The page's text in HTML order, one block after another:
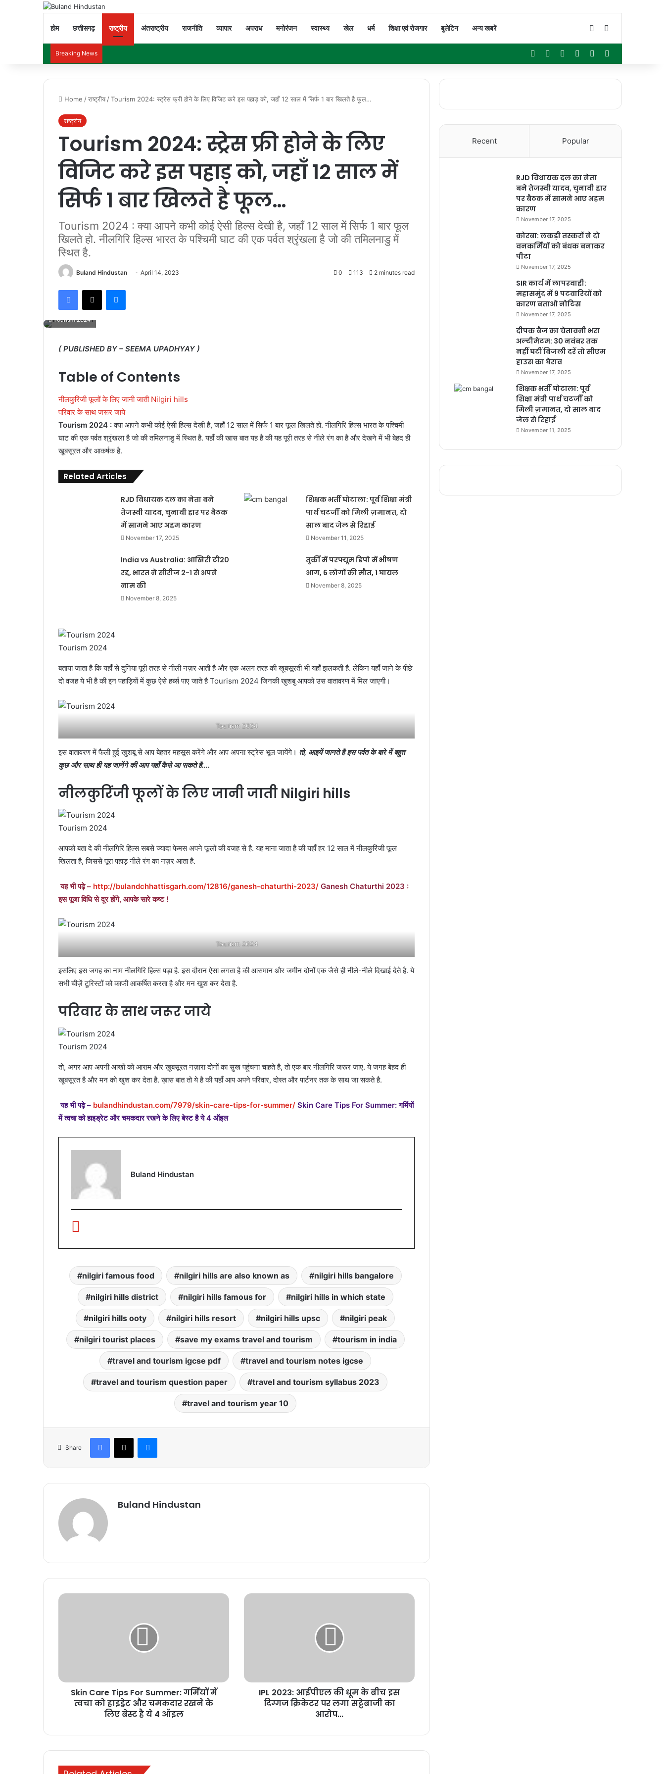
होम छत्तीसगढ़ राष्ट्रीय अंतराष्ट्रीय राजनीति व्यापार अपराध मनोरंजन स्वास्थ्य खेल धर्म शिक्षा एवं रोजगार बुलेटिन अन्य खबरें Switch skin
Breaking News Facebook YouTubeInstagramWhatsApp
Home /राष्ट्रीय /Tourism 2024: स्ट्रेस फ्री होने के लिए विजिट करे इस पहाड़ को, जहाँ 12 साल में सिर्फ 1 बार खिलते है फूल…
राष्ट्रीय
Tourism 2024: स्ट्रेस फ्री होने के लिए
विजिट करे इस पहाड़ को, जहाँ 12 साल में
सिर्फ 1 बार खिलते है फूल…
Tourism 2024 : क्या आपने कभी कोई ऐसी हिल्स देखी है, जहाँ 12 साल में सिर्फ 1 बार फूल
खिलते हो. नीलगिरि हिल्स भारत के पश्चिमी घाट की एक पर्वत श्रृंखला है जो की तमिलनाडु में
स्थित है.
Buland Hindustan April 14, 2023 0 113 2 minutes read
Facebook
X Messenger
Tourism 2024
( PUBLISHED BY – SEEMA UPADHYAY )
Table of Contents
नीलकुरिंजी फूलों के लिए जानी जाती Nilgiri hills
परिवार के साथ जरूर जाये
Tourism 2024 :क्या आपने कभी कोई ऐसी हिल्स देखी है, जहाँ 12 साल में सिर्फ 1 बार फूल खिलते हो. नीलगिरि हिल्स भारत के पश्चिमी
घाट की एक पर्वत श्रृंखला है जो की तमिलनाडु में स्थित है. यहाँ की खास बात यह है की यह पूरी तरह से नीले रंग का है और देखने में भी बेहद ही
ख़ूबसूरत और आकर्षक है.
Related Articles
RJD विधायक दल का नेता बने
तेजस्वी यादव, चुनावी हार पर बैठक
में सामने आए अहम कारण
November 17, 2025
शिक्षक भर्ती घोटाला: पूर्व शिक्षा मंत्री
पार्थ चटर्जी को मिली ज़मानत, दो
साल बाद जेल से रिहाई
November 11, 2025
India vs Australia: आखिरी टी20
रद्द, भारत ने सीरीज 2-1 से अपने
नाम की
November 8, 2025
तुर्की में परफ्यूम डिपो में भीषण
आग, 6 लोगों की मौत, 1 घायल
November 8, 2025
Tourism 2024
बताया जाता है कि यहाँ से दुनिया पूरी तरह से नीली नज़र आती है और एक अलग तरह की खूबसूरती भी यहाँ झलकती है. लेकिन यहाँ जाने के पीछे
दो वजह ये भी है की इन पहाड़ियों में कुछ ऐसे हर्ब्स पाए जाते है Tourism 2024 जिनकी खुशबु आपको उस वातावरण में मिल जाएगी।
Tourism 2024
इस वातावरण में फैली हुई खुशबू से आप बेहतर महसूस करेंगे और आप अपना स्ट्रेस भूल जायेंगे। तो, आइयें जानते है इस पर्वत के बारे में बहुत
कुछ और साथ ही यह जानेंगे की आप यहाँ कैसे आ सकते है….
नीलकुरिंजी फूलों के लिए जानी जाती Nilgiri hills
Tourism 2024
आपको बता दे की नीलगिरि हिल्स सबसे ज्यादा फेमस अपने फूलों की वजह से है. यह माना जाता है की यहाँ हर 12 साल में नीलकुरिंजी फूल
खिलता है, जिससे पूरा पहाड़ नीले रंग का नज़र आता है.
यह भी पढ़े – http://bulandchhattisgarh.com/12816/ganesh-chaturthi-2023/Ganesh Chaturthi 2023 :
इस पूजा विधि से दूर होंगे, आपके सारे कष्ट !
Tourism 2024
इसलिए इस जगह का नाम नीलगिरि हिल्स पड़ा है. इस दौरान ऐसा लगता है की आसमान और जमीन दोनों एक जैसे ही नीले-नीले दिखाई देते है. ये
सभी चीज़ें टूरिस्टों को काफी आकर्षित करता है और मन खुश कर देता है.
परिवार के साथ जरूर जाये
Tourism 2024
तो, अगर आप अपनी आखों को आराम और ख़ूबसूरत नज़ारा दोनों का सुख पहुंचना चाहते है, तो एक बार नीलगिरि जरूर जाए. ये जगह बेहद ही
खूबसूरत है और मन को खुश कर देता है. ख़ास बात तो ये है की यहाँ आप अपने परिवार, दोस्त और पार्टनर तक के साथ जा सकते है.
यह भी पढ़े – bulandhindustan.com/7979/skin-care-tips-for-summer/Skin Care Tips For Summer: गर्मियों
में त्वचा को हाइड्रेट और चमकदार रखने के लिए बेस्ट है ये 4 ऑइल
Buland Hindustan
nilgiri famous food nilgiri hills are also known as nilgiri hills bangalore
nilgiri hills district nilgiri hills famous for nilgiri hills in which state
nilgiri hills ooty nilgiri hills resort nilgiri hills upsc nilgiri peak
nilgiri tourist places save my exams travel and tourism tourism in india
travel and tourism igcse pdf travel and tourism notes igcse
travel and tourism question paper travel and tourism syllabus 2023
travel and tourism year 10
Share
Facebook
X Messenger
Buland Hindustan
Skin Care Tips For Summer: गर्मियों में
त्वचा को हाइड्रेट और चमकदार रखने के
लिए बेस्ट है ये 4 ऑइल
IPL 2023: आईपीएल की धूम के बीच इस
दिग्गज क्रिकेटर पर लगा सट्टेबाजी का
आरोप...
Recent Popular
RJD विधायक दल का नेता
बने तेजस्वी यादव, चुनावी हार
पर बैठक में सामने आए अहम
कारण
November 17, 2025
कोरबा: लकड़ी तस्करों ने दो
वनकर्मियों को बंधक बनाकर
पीटा
November 17, 2025
SIR कार्य में लापरवाही:
महासमुंद में 9 पटवारियों को
कारण बताओ नोटिस
November 17, 2025
दीपक बैज का चेतावनी भरा
अल्टीमेटम: 30 नवंबर तक
नहीं घटीं बिजली दरें तो सीएम
हाउस का घेराव
November 17, 2025
शिक्षक भर्ती घोटाला: पूर्व
शिक्षा मंत्री पार्थ चटर्जी को
मिली ज़मानत, दो साल बाद
जेल से रिहाई
November 11, 2025